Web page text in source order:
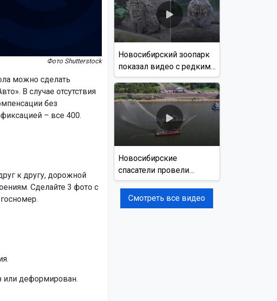
Фото Shutterstock
можно сделать
В случае отсутствия
без
– все 400.
к другу, дорожной
Сделайте 3 фото с
или деформирован.
Новосибирский зоопарк
показал видео с редким
виверровым котом
Новосибирские
спасатели провели
учения на реке Обь
Смотреть все видео